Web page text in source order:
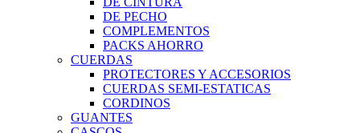
DE PECHO
COMPLEMENTOS
PACKS AHORRO
CUERDAS
PROTECTORES Y ACCESORIOS
CUERDAS SEMI-ESTATICAS
CORDINOS
GUANTES